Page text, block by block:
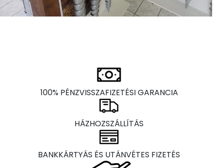
100% PÉNZVISSZAFIZETÉSI GARANCIA
HÁZHOZSZÁLLÍTÁS
BANKKÁRTYÁS ÉS UTÁNVÉTES FIZETÉS